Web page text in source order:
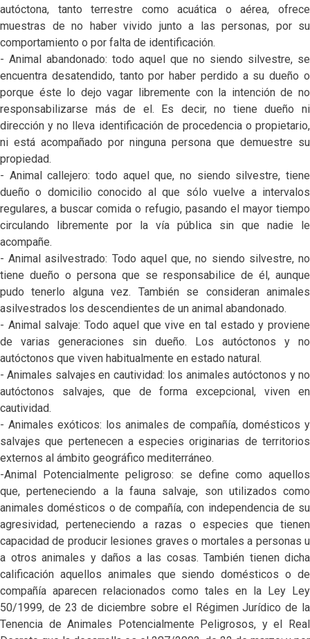
autóctona, tanto terrestre como acuática o aérea, ofrece
muestras de no haber vivido junto a las personas, por su
comportamiento o por falta de identificación.
- Animal abandonado: todo aquel que no siendo silvestre, se
encuentra desatendido, tanto por haber perdido a su dueño o
porque éste lo dejo vagar libremente con la intención de no
responsabilizarse más de el. Es decir, no tiene dueño ni
dirección y no lleva identificación de procedencia o propietario,
ni está acompañado por ninguna persona que demuestre su
propiedad.
- Animal callejero: todo aquel que, no siendo silvestre, tiene
dueño o domicilio conocido al que sólo vuelve a intervalos
regulares, a buscar comida o refugio, pasando el mayor tiempo
circulando libremente por la vía pública sin que nadie le
acompañe.
- Animal asilvestrado: Todo aquel que, no siendo silvestre, no
tiene dueño o persona que se responsabilice de él, aunque
pudo tenerlo alguna vez. También se consideran animales
asilvestrados los descendientes de un animal abandonado.
- Animal salvaje: Todo aquel que vive en tal estado y proviene
de varias generaciones sin dueño. Los autóctonos y no
autóctonos que viven habitualmente en estado natural.
- Animales salvajes en cautividad: los animales autóctonos y no
autóctonos salvajes, que de forma excepcional, viven en
cautividad.
- Animales exóticos: los animales de compañía, domésticos y
salvajes que pertenecen a especies originarias de territorios
externos al ámbito geográfico mediterráneo.
-Animal Potencialmente peligroso: se define como aquellos
que, perteneciendo a la fauna salvaje, son utilizados como
animales domésticos o de compañía, con independencia de su
agresividad, perteneciendo a razas o especies que tienen
capacidad de producir lesiones graves o mortales a personas u
a otros animales y daños a las cosas. También tienen dicha
calificación aquellos animales que siendo domésticos o de
compañía aparecen relacionados como tales en la Ley Ley
50/1999, de 23 de diciembre sobre el Régimen Jurídico de la
Tenencia de Animales Potencialmente Peligrosos, y el Real